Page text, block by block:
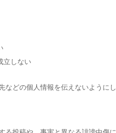
立しない
どの個人情報を伝えないようにし